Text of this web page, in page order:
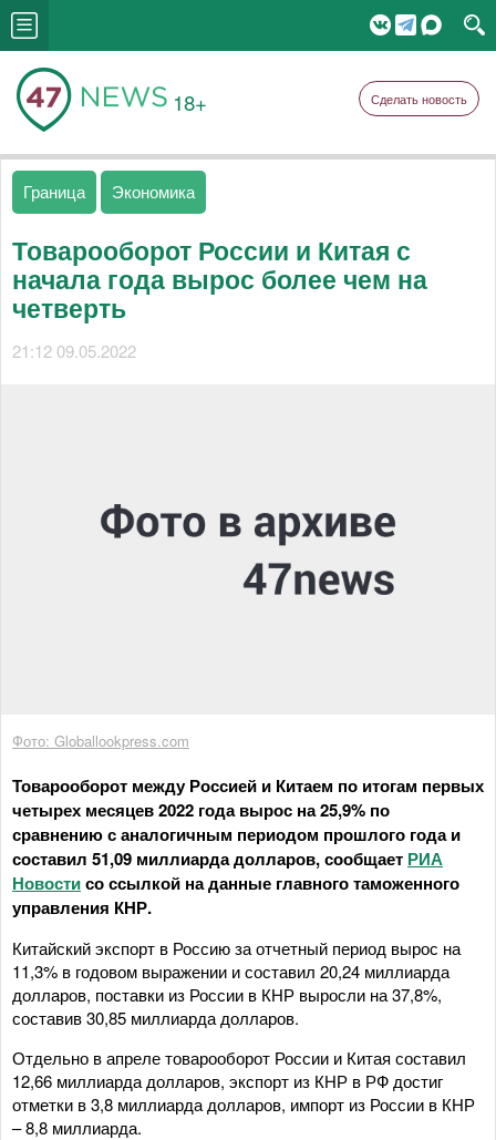
18+ Сделать новость
Граница Экономика
Товарооборот России и Китая с
начала года вырос более чем на
четверть
21:12 09.05.2022
Фото: Globallookpress.com
Товарооборот между Россией и Китаем по итогам первых
четырех месяцев 2022 года вырос на 25,9% по
сравнению с аналогичным периодом прошлого года и
составил 51,09 миллиарда долларов, сообщает РИА
Новостисо ссылкой на данные главного таможенного
управления КНР.
Китайский экспорт в Россию за отчетный период вырос на
11,3% в годовом выражении и составил 20,24 миллиарда
долларов, поставки из России в КНР выросли на 37,8%,
составив 30,85 миллиарда долларов.
Отдельно в апреле товарооборот России и Китая составил
12,66 миллиарда долларов, экспорт из КНР в РФ достиг
отметки в 3,8 миллиарда долларов, импорт из России в КНР
– 8,8 миллиарда.